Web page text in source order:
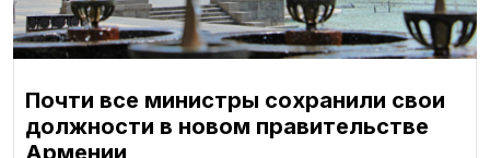
Почти все министры сохранили свои
должности в новом правительстве
Армении